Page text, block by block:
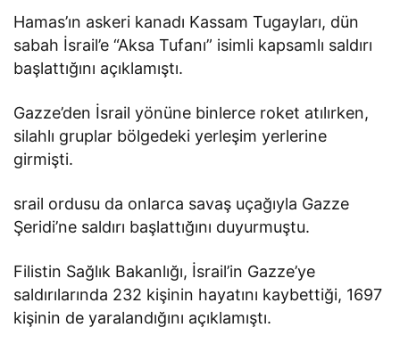
Hamas’ın askeri kanadı Kassam Tugayları, dün
sabah İsrail’e “Aksa Tufanı” isimli kapsamlı saldırı
başlattığını açıklamıştı.
Gazze’den İsrail yönüne binlerce roket atılırken,
silahlı gruplar bölgedeki yerleşim yerlerine
girmişti.
srail ordusu da onlarca savaş uçağıyla Gazze
Şeridi’ne saldırı başlattığını duyurmuştu.
Filistin Sağlık Bakanlığı, İsrail’in Gazze’ye
saldırılarında 232 kişinin hayatını kaybettiği, 1697
kişinin de yaralandığını açıklamıştı.